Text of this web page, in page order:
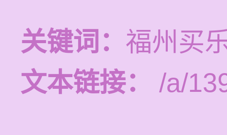
关键词： 福州买
文本链接：
/a/